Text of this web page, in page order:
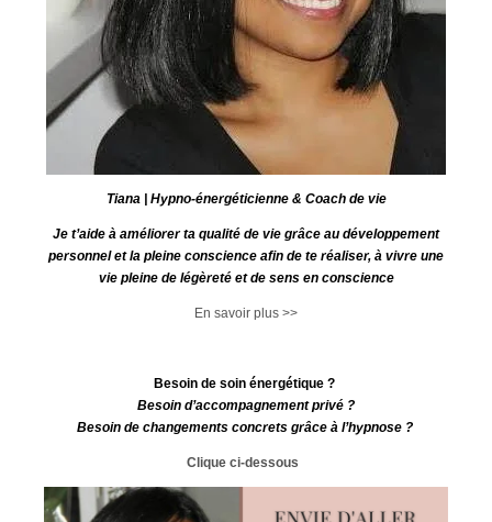
Tiana | Hypno-énergéticienne & Coach de vie
Je t’aide à améliorer ta qualité de vie grâce au développement
personnel et la pleine conscience afin de te réaliser, à vivre une
vie pleine de légèreté et de sens en conscience
En savoir plus >>
Besoin de soin énergétique ?
Besoin d’accompagnement privé ?
Besoin de changements concrets grâce à l’hypnose ?
Clique ci-dessous